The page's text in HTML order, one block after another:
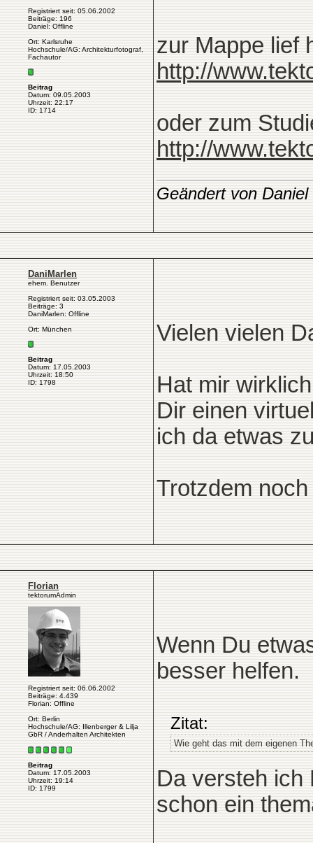
Registriert seit: 05.06.2002
Beiträge: 196
Daniel: Offline
Ort: Karlsruhe
Hochschule/AG: Architekturfotograf,
Fachautor
Beitrag
Datum: 09.05.2003
Uhrzeit: 22:17
ID: 1714
zur Mappe lief
http://
oder zum
http://
Geändert von
DaniMarlen
ehem. Benutzer
Registriert seit: 03.05.2003
Beiträge: 3
DaniMarlen: Offline
Ort: München
Beitrag
Datum: 17.05.2003
Uhrzeit: 18:50
ID: 1798
Vielen vielen
Hat mir
Dir einen
ich da etwas
Trotzdem
Florian
tektorumAdmin
Registriert seit: 06.06.2002
Beiträge: 4.439
Florian: Offline
Ort: Berlin
Hochschule/AG: Illenberger & Lilja
GbR / Anderhalten Architekten
Beitrag
Datum: 17.05.2003
Uhrzeit: 19:14
ID: 1799
Wenn Du
besser helfen.
Zitat:
Wie geht das mit dem eigenen
Da versteh ich
schon ein